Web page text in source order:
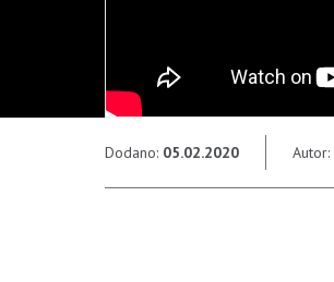
Dodano: 05.02.2020 Autor: